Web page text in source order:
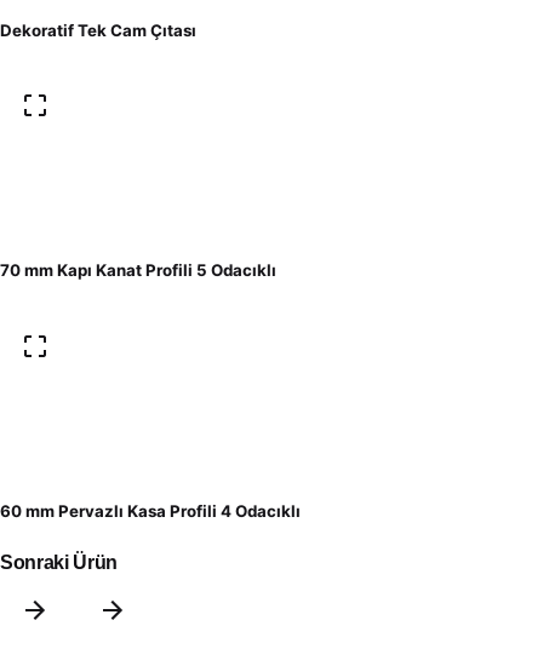
Dekoratif Tek Cam Çıtası
70 mm Kapı Kanat Profili 5 Odacıklı
60 mm Pervazlı Kasa Profili 4 Odacıklı
Sonraki Ürün